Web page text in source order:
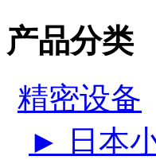
产品分类
精密设备
► 日本